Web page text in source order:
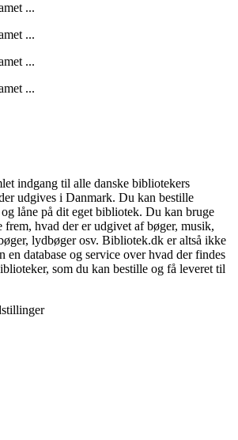
...
...
...
...
indgang til alle danske bibliotekers
udgives i Danmark. Du kan bestille
låne på dit eget bibliotek. Du kan bruge
hvad der er udgivet af bøger, musik,
lydbøger osv. Bibliotek.dk er altså ikke
en database og service over hvad der findes
som du kan bestille og få leveret til